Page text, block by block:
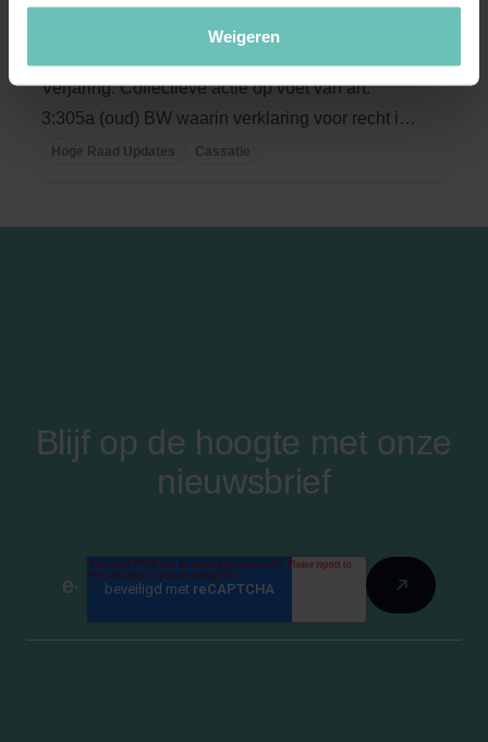
Weigeren
Verjaring. Collectieve actie op voet van art.
3:305a (oud) BW waarin verklaring voor recht is
...Hoge Raad Updates Cassatie
Blijf op de hoogte met onze
nieuwsbrief